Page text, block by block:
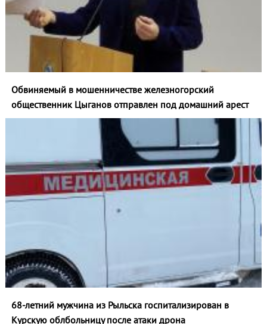
Обвиняемый в мошенничестве железногорский
общественник Цыганов отправлен под домашний арест
68-летний мужчина из Рыльска госпитализирован в
Курскую облбольницу после атаки дрона